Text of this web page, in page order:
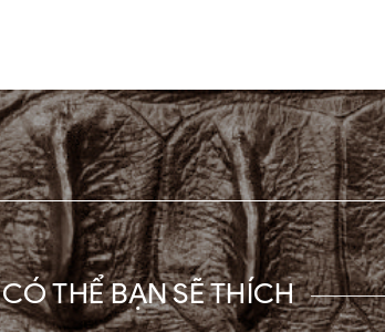
CÓ THỂ BẠN SẼ THÍCH